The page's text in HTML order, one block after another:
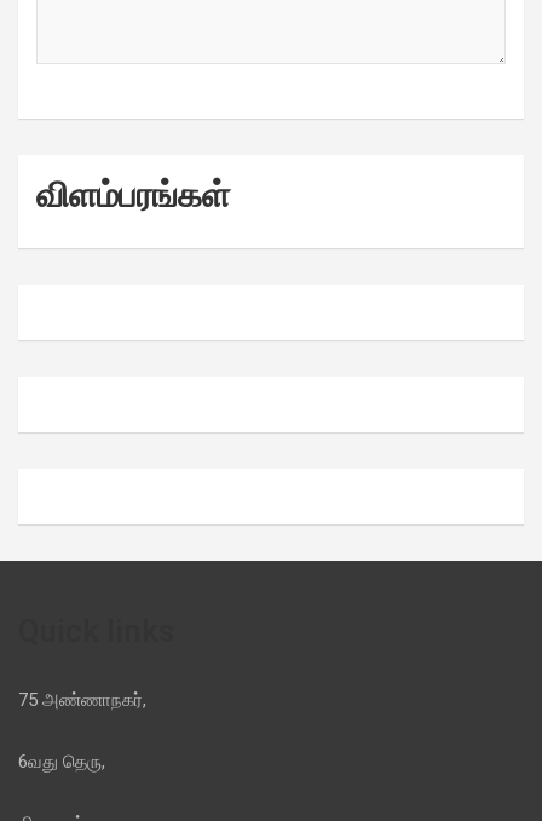
விளம்பரங்கள்
75 அண்ணாநகர்,
6வது தெரு,